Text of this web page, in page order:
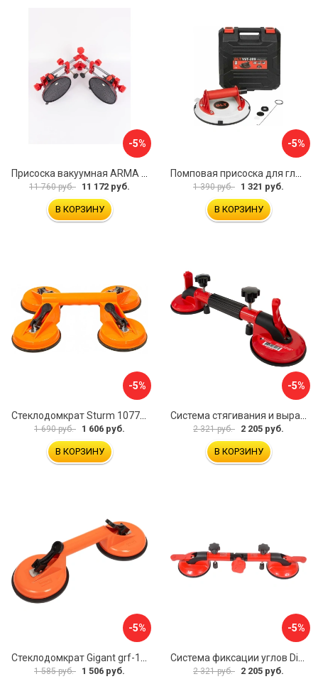
-5%
Присоска вакуумная ARMA P625A
11 760 руб. 11 172 руб.
В КОРЗИНУ
-5%
Помповая присоска для гладкой и шероховатой плитки DLT VST-209 1114
1 390 руб. 1 321 руб.
В КОРЗИНУ
-5%
1 690 руб. 1 606 руб.
В КОРЗИНУ
-5%
2 321 руб. 2 205 руб.
В КОРЗИНУ
-5%
1 585 руб. 1 506 руб.
-5%
2 321 руб. 2 205 руб.